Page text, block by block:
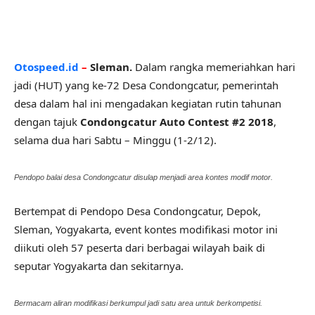
Otospeed.id – Sleman. Dalam rangka memeriahkan hari
jadi (HUT) yang ke-72 Desa Condongcatur, pemerintah
desa dalam hal ini mengadakan kegiatan rutin tahunan
dengan tajuk Condongcatur Auto Contest #2 2018,
selama dua hari Sabtu – Minggu (1-2/12).
Pendopo balai desa Condongcatur disulap menjadi area kontes modif motor.
Bertempat di Pendopo Desa Condongcatur, Depok,
Sleman, Yogyakarta, event kontes modifikasi motor ini
diikuti oleh 57 peserta dari berbagai wilayah baik di
seputar Yogyakarta dan sekitarnya.
Bermacam aliran modifikasi berkumpul jadi satu area untuk berkompetisi.